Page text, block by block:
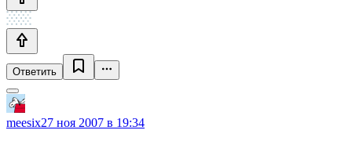
Ответить
meesix27 ноя 2007 в 19:34